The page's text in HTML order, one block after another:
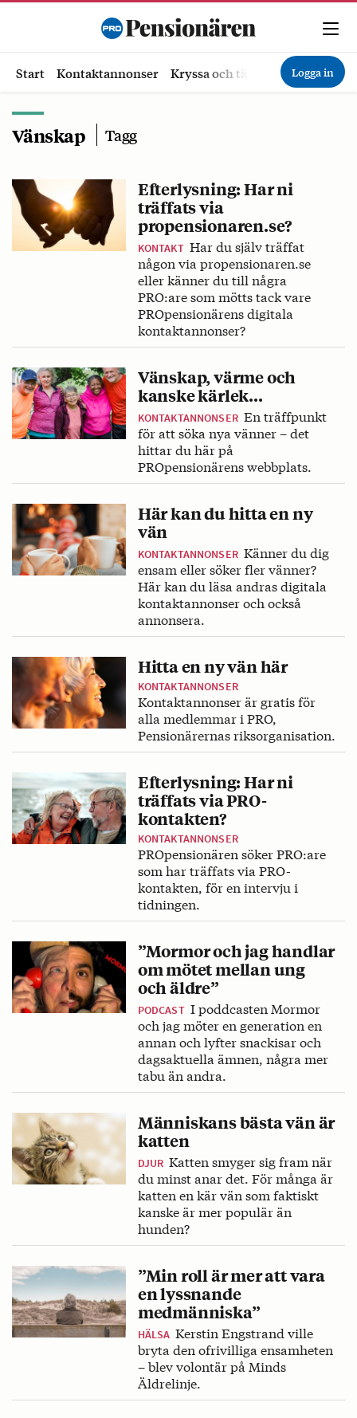
Start Kontaktannonser Kryssa och tävla Ekonomi
Logga in
Vänskap Tagg
Efterlysning: Har ni
träffats via
propensionaren.se?
KONTAKT Har du själv träffat
någon via propensionaren.se
eller känner du till några
PRO:are som mötts tack vare
PROpensionärens digitala
kontaktannonser?
Vänskap, värme och
kanske kärlek…
KONTAKTANNONSER En träffpunkt
för att söka nya vänner – det
hittar du här på
PROpensionärens webbplats.
Här kan du hitta en ny
vän
KONTAKTANNONSER Känner du dig
ensam eller söker fler vänner?
Här kan du läsa andras digitala
kontaktannonser och också
annonsera.
Hitta en ny vän här
KONTAKTANNONSER
Kontaktannonser är gratis för
alla medlemmar i PRO,
Pensionärernas riksorganisation.
Efterlysning: Har ni
träffats via PRO-
kontakten?
KONTAKTANNONSER
PROpensionären söker PRO:are
som har träffats via PRO-
kontakten, för en intervju i
tidningen.
”Mormor och jag handlar
om mötet mellan ung
och äldre”
PODCAST I poddcasten Mormor
och jag möter en generation en
annan och lyfter snackisar och
dagsaktuella ämnen, några mer
tabu än andra.
Människans bästa vän är
katten
DJUR Katten smyger sig fram när
du minst anar det. För många är
katten en kär vän som faktiskt
kanske är mer populär än
hunden?
”Min roll är mer att vara
en lyssnande
medmänniska”
HÄLSA Kerstin Engstrand ville
bryta den ofrivilliga ensamheten
– blev volontär på Minds
Äldrelinje.